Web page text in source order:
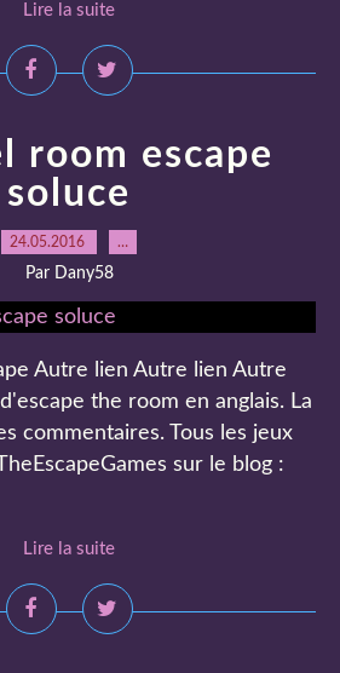
Lire la suite
room escape
soluce
24.05.2016 …
Par Dany58
Autre lien Autre lien Autre
the room en anglais. La
commentaires. Tous les jeux
sur le blog :
Lire la suite